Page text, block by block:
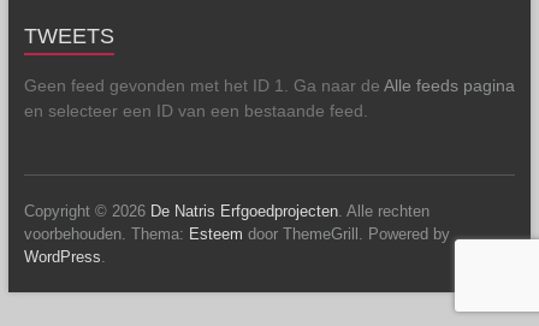
TWEETS
Geen feed gevonden met het ID 1. Ga naar de Alle feeds pagina
en selecteer een ID van een bestaande feed.
Copyright © 2026 De Natris Erfgoedprojecten. Alle rechten
voorbehouden. Thema: Esteem door ThemeGrill. Powered by
WordPress.